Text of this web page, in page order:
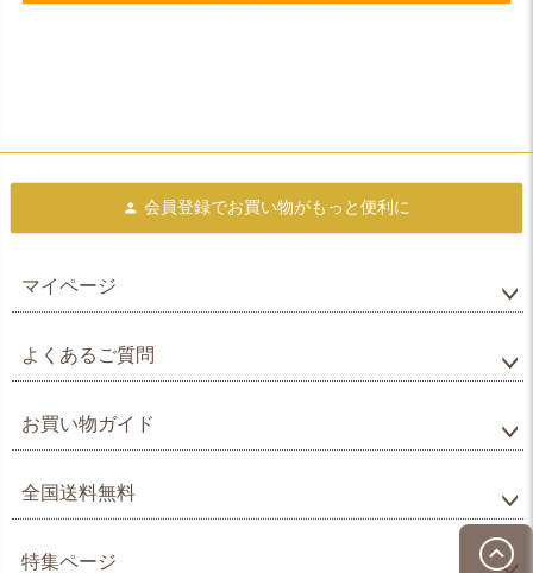
会員登録でお買い物がもっと便利に
マイページ
よくあるご質問
お買い物ガイド
全国送料無料
特集ページ